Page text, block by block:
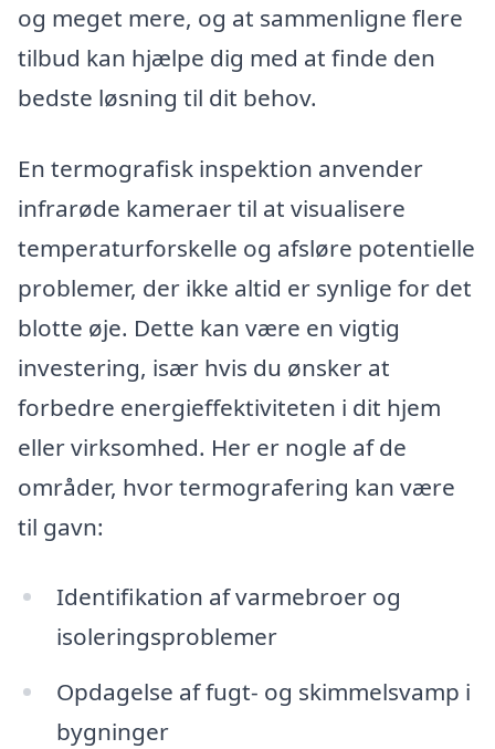
og meget mere, og at sammenligne flere
tilbud kan hjælpe dig med at finde den
bedste løsning til dit behov.
En termografisk inspektion anvender
infrarøde kameraer til at visualisere
temperaturforskelle og afsløre potentielle
problemer, der ikke altid er synlige for det
blotte øje. Dette kan være en vigtig
investering, især hvis du ønsker at
forbedre energieffektiviteten i dit hjem
eller virksomhed. Her er nogle af de
områder, hvor termografering kan være
til gavn:
Identifikation af varmebroer og
isoleringsproblemer
Opdagelse af fugt- og skimmelsvamp i
bygninger